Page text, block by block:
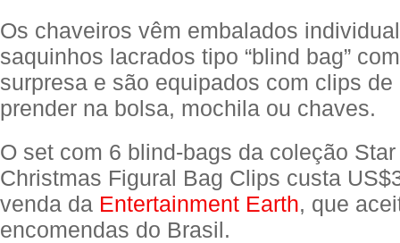
Os chaveiros vêm embalados
saquinhos lacrados tipo “blind bag”
surpresa e são equipados com clips
prender na bolsa, mochila ou chaves.
O set com 6 blind-bags da coleção
Christmas Figural Bag Clips custa
venda da Entertainment Earth, que
encomendas do Brasil.